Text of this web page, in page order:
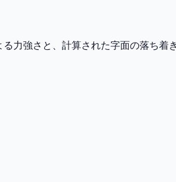
力強さと、計算された字面の落ち着